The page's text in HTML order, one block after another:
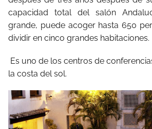
capacidad total del salón
grande, puede acoger hasta 650
dividir en cinco grandes habitaciones.
Es uno de los centros de
la costa del sol.